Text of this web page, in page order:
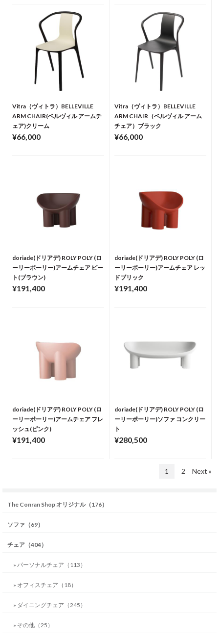
Vitra（ヴィトラ）BELLEVILLE
ARM CHAIR(ベルヴィル アームチ
ェア)クリーム
¥66,000
Vitra（ヴィトラ）BELLEVILLE
ARM CHAIR（ベルヴィル アーム
チェア）ブラック
¥66,000
doriade(ドリアデ) ROLY POLY (ロ
ーリーポーリー)アームチェア ピー
ト(ブラウン)
¥191,400
doriade(ドリアデ) ROLY POLY (ロ
ーリーポーリー)アームチェア レッ
ドブリック
¥191,400
doriade(ドリアデ) ROLY POLY (ロ
ーリーポーリー)アームチェア フレ
ッシュ(ピンク)
¥191,400
doriade(ドリアデ) ROLY POLY (ロ
ーリーポーリー)ソファ コンクリー
ト
¥280,500
1 2 Next »
The Conran Shop オリジナル（176）
ソファ（69）
チェア（404）
» パーソナルチェア（113）
» オフィスチェア（18）
» ダイニングチェア（245）
» その他（25）